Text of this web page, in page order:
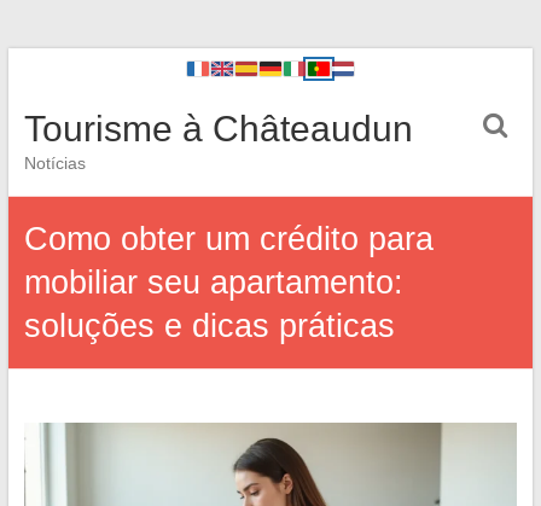
Tourisme à Châteaudun
Notícias
Como obter um crédito para
mobiliar seu apartamento:
soluções e dicas práticas